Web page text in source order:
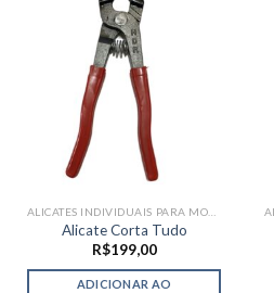
Alicate Corta Tudo
R$199,00
ADICIONAR AO